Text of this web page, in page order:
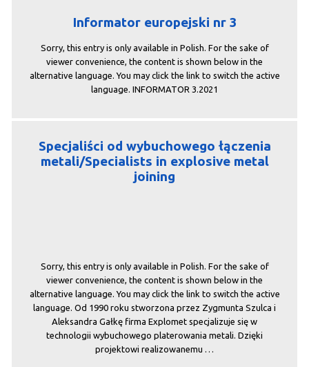
Informator europejski nr 3
Sorry, this entry is only available in Polish. For the sake of
viewer convenience, the content is shown below in the
alternative language. You may click the link to switch the active
language. INFORMATOR 3.2021
Specjaliści od wybuchowego łączenia
metali/Specialists in explosive metal
joining
Sorry, this entry is only available in Polish. For the sake of
viewer convenience, the content is shown below in the
alternative language. You may click the link to switch the active
language. Od 1990 roku stworzona przez Zygmunta Szulca i
Aleksandra Gałkę firma Explomet specjalizuje się w
technologii wybuchowego platerowania metali. Dzięki
projektowi realizowanemu …